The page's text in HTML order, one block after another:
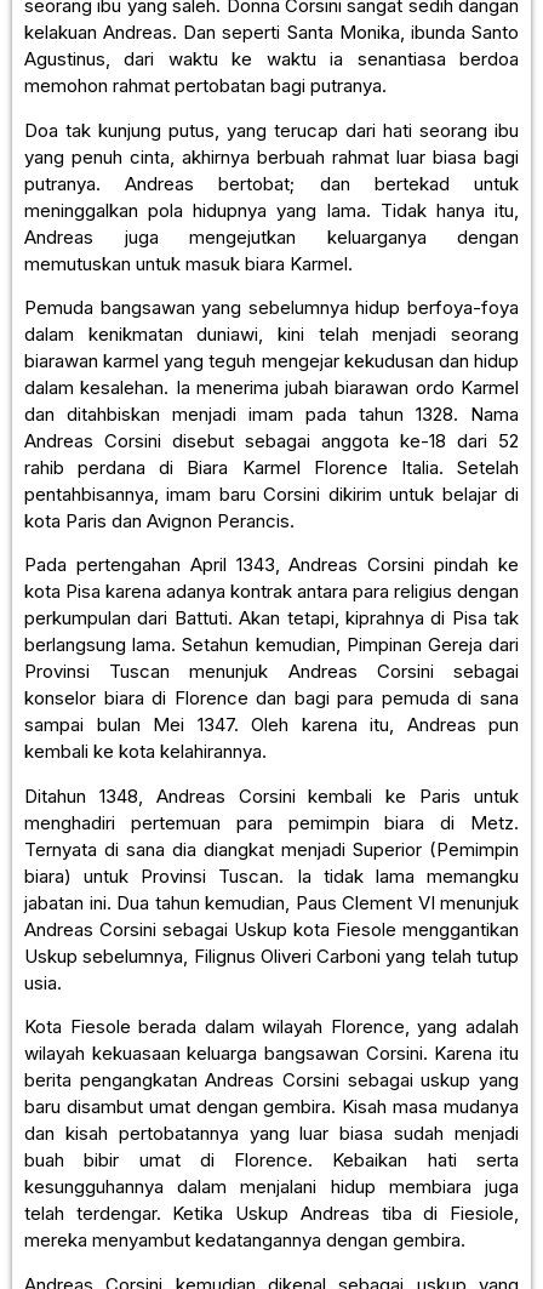
seorang ibu yang saleh. Donna Corsini sangat sedih dangan
kelakuan Andreas. Dan seperti Santa Monika, ibunda Santo
Agustinus, dari waktu ke waktu ia senantiasa berdoa
memohon rahmat pertobatan bagi putranya.
Doa tak kunjung putus, yang terucap dari hati seorang ibu
yang penuh cinta, akhirnya berbuah rahmat luar biasa bagi
putranya. Andreas bertobat; dan bertekad untuk
meninggalkan pola hidupnya yang lama. Tidak hanya itu,
Andreas juga mengejutkan keluarganya dengan
memutuskan untuk masuk biara Karmel.
Pemuda bangsawan yang sebelumnya hidup berfoya-foya
dalam kenikmatan duniawi, kini telah menjadi seorang
biarawan karmel yang teguh mengejar kekudusan dan hidup
dalam kesalehan. Ia menerima jubah biarawan ordo Karmel
dan ditahbiskan menjadi imam pada tahun 1328. Nama
Andreas Corsini disebut sebagai anggota ke-18 dari 52
rahib perdana di Biara Karmel Florence Italia. Setelah
pentahbisannya, imam baru Corsini dikirim untuk belajar di
kota Paris dan Avignon Perancis.
Pada pertengahan April 1343, Andreas Corsini pindah ke
kota Pisa karena adanya kontrak antara para religius dengan
perkumpulan dari Battuti. Akan tetapi, kiprahnya di Pisa tak
berlangsung lama. Setahun kemudian, Pimpinan Gereja dari
Provinsi Tuscan menunjuk Andreas Corsini sebagai
konselor biara di Florence dan bagi para pemuda di sana
sampai bulan Mei 1347. Oleh karena itu, Andreas pun
kembali ke kota kelahirannya.
Ditahun 1348, Andreas Corsini kembali ke Paris untuk
menghadiri pertemuan para pemimpin biara di Metz.
Ternyata di sana dia diangkat menjadi Superior (Pemimpin
biara) untuk Provinsi Tuscan. Ia tidak lama memangku
jabatan ini. Dua tahun kemudian, Paus Clement VI menunjuk
Andreas Corsini sebagai Uskup kota Fiesole menggantikan
Uskup sebelumnya, Filignus Oliveri Carboni yang telah tutup
usia.
Kota Fiesole berada dalam wilayah Florence, yang adalah
wilayah kekuasaan keluarga bangsawan Corsini. Karena itu
berita pengangkatan Andreas Corsini sebagai uskup yang
baru disambut umat dengan gembira. Kisah masa mudanya
dan kisah pertobatannya yang luar biasa sudah menjadi
buah bibir umat di Florence. Kebaikan hati serta
kesungguhannya dalam menjalani hidup membiara juga
telah terdengar. Ketika Uskup Andreas tiba di Fiesiole,
mereka menyambut kedatangannya dengan gembira.
Andreas Corsini kemudian dikenal sebagai uskup yang